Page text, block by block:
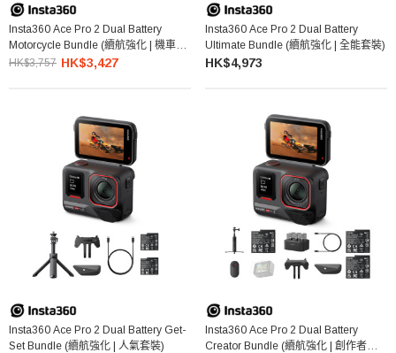
Insta360 Ace Pro 2 Dual Battery
Motorcycle Bundle (續航強化 | 機車套
裝)
HK$3,757 HK$3,427
Insta360 Ace Pro 2 Dual Battery
Ultimate Bundle (續航強化 | 全能套裝)
HK$4,973
Insta360 Ace Pro 2 Dual Battery Get-
Set Bundle (續航強化 | 人氣套裝)
Insta360 Ace Pro 2 Dual Battery
Creator Bundle (續航強化 | 創作者套